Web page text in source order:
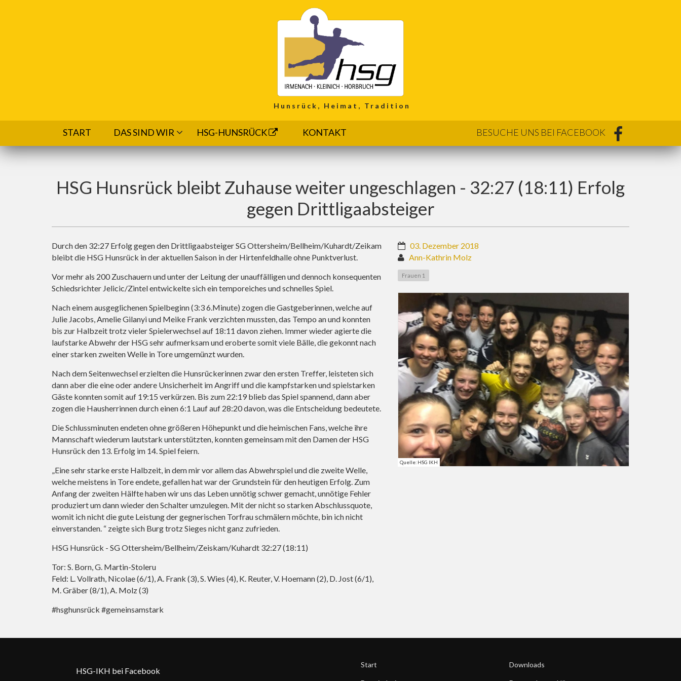
Hunsrück, Heimat, Tradition
START DAS SIND WIR HSG-HUNSRÜCK KONTAKT BESUCHE UNS BEI FACEBOOK
HSG Hunsrück bleibt Zuhause weiter ungeschlagen - 32:27 (18:11) Erfolg
gegen Drittligaabsteiger
Durch den 32:27 Erfolg gegen den Drittligaabsteiger SG Ottersheim/Bellheim/Kuhardt/Zeikam
bleibt die HSG Hunsrück in der aktuellen Saison in der Hirtenfeldhalle ohne Punktverlust.
Vor mehr als 200 Zuschauern und unter der Leitung der unauffälligen und dennoch konsequenten
Schiedsrichter Jelicic/Zintel entwickelte sich ein temporeiches und schnelles Spiel.
Nach einem ausgeglichenen Spielbeginn (3:3 6.Minute) zogen die Gastgeberinnen, welche auf
Julie Jacobs, Amelie Gilanyi und Meike Frank verzichten mussten, das Tempo an und konnten
bis zur Halbzeit trotz vieler Spielerwechsel auf 18:11 davon ziehen. Immer wieder agierte die
laufstarke Abwehr der HSG sehr aufmerksam und eroberte somit viele Bälle, die gekonnt nach
einer starken zweiten Welle in Tore umgemünzt wurden.
Nach dem Seitenwechsel erzielten die Hunsrückerinnen zwar den ersten Treffer, leisteten sich
dann aber die eine oder andere Unsicherheit im Angriff und die kampfstarken und spielstarken
Gäste konnten somit auf 19:15 verkürzen. Bis zum 22:19 blieb das Spiel spannend, dann aber
zogen die Hausherrinnen durch einen 6:1 Lauf auf 28:20 davon, was die Entscheidung bedeutete.
Die Schlussminuten endeten ohne größeren Höhepunkt und die heimischen Fans, welche ihre
Mannschaft wiederum lautstark unterstützten, konnten gemeinsam mit den Damen der HSG
Hunsrück den 13. Erfolg im 14. Spiel feiern.
„Eine sehr starke erste Halbzeit, in dem mir vor allem das Abwehrspiel und die zweite Welle,
welche meistens in Tore endete, gefallen hat war der Grundstein für den heutigen Erfolg. Zum
Anfang der zweiten Hälfte haben wir uns das Leben unnötig schwer gemacht, unnötige Fehler
produziert um dann wieder den Schalter umzulegen. Mit der nicht so starken Abschlussquote,
womit ich nicht die gute Leistung der gegnerischen Torfrau schmälern möchte, bin ich nicht
einverstanden. “ zeigte sich Burg trotz Sieges nicht ganz zufrieden.
HSG Hunsrück - SG Ottersheim/Bellheim/Zeiskam/Kuhardt 32:27 (18:11)
Tor: S. Born, G. Martin-Stoleru
Feld: L. Vollrath, Nicolae (6/1), A. Frank (3), S. Wies (4), K. Reuter, V. Hoemann (2), D. Jost (6/1),
M. Gräber (8/1), A. Molz (3)
#hsghunsrück #gemeinsamstark
03. Dezember 2018
Ann-Kathrin Molz
Frauen 1
Quelle: HSG IKH
HSG-IKH bei Facebook
Start Downloads